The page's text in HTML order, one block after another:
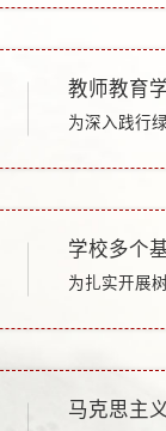
学校多个
马克思主